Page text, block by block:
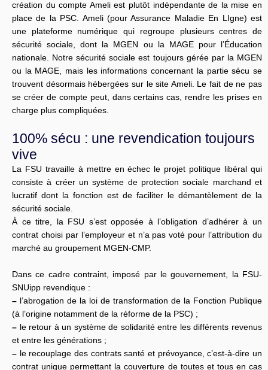
création du compte Ameli est plutôt indépendante de la mise en
place de la PSC. Ameli (pour Assurance Maladie En LIgne) est
une plateforme numérique qui regroupe plusieurs centres de
sécurité sociale, dont la MGEN ou la MAGE pour l’Éducation
nationale. Notre sécurité sociale est toujours gérée par la MGEN
ou la MAGE, mais les informations concernant la partie sécu se
trouvent désormais hébergées sur le site Ameli. Le fait de ne pas
se créer de compte peut, dans certains cas, rendre les prises en
charge plus compliquées.
100% sécu : une revendication toujours
vive
La FSU travaille à mettre en échec le projet politique libéral qui
consiste à créer un système de protection sociale marchand et
lucratif dont la fonction est de faciliter le démantèlement de la
sécurité sociale.
À ce titre, la FSU s’est opposée à l’obligation d’adhérer à un
contrat choisi par l’employeur et n’a pas voté pour l’attribution du
marché au groupement MGEN-CMP.
Dans ce cadre contraint, imposé par le gouvernement, la FSU-
SNUipp revendique :
– l’abrogation de la loi de transformation de la Fonction Publique
(à l’origine notamment de la réforme de la PSC) ;
– le retour à un système de solidarité entre les différents revenus
et entre les générations ;
– le recouplage des contrats santé et prévoyance, c’est-à-dire un
contrat unique permettant la couverture de toutes et tous en cas